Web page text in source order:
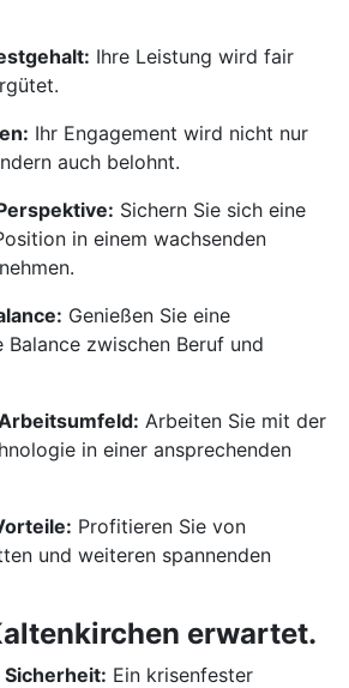
Ihre Leistung wird fair
Ihr Engagement wird nicht nur
auch belohnt.
Sichern Sie sich eine
in einem wachsenden
Genießen Sie eine
Balance zwischen Beruf und
Arbeiten Sie mit der
in einer ansprechenden
Profitieren Sie von
und weiteren spannenden
erwartet.
Ein krisenfester